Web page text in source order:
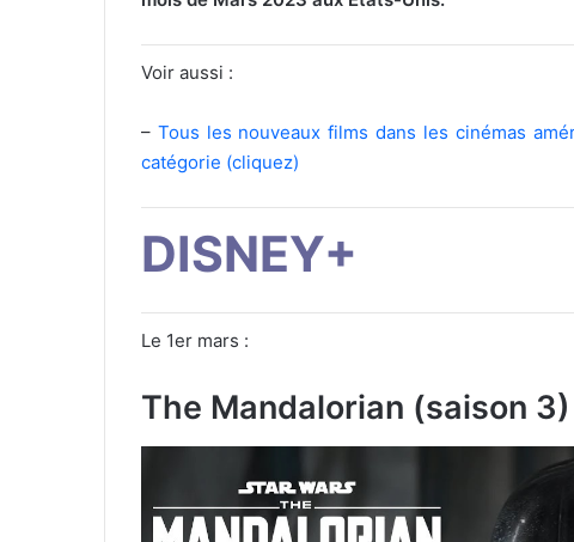
Voir aussi :
– Tous les nouveaux films dans les cinémas
catégorie (cliquez)
DISNEY+
Le 1er mars :
The Mandalorian (saison 3)